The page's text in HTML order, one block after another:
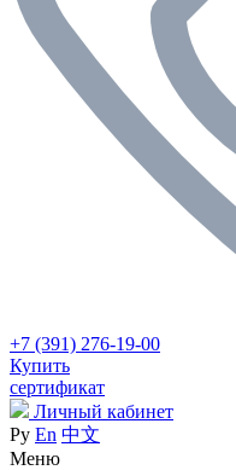
+7 (391) 276-19-00
Купить
сертификат
Личный кабинет
Ру En 中文
Меню